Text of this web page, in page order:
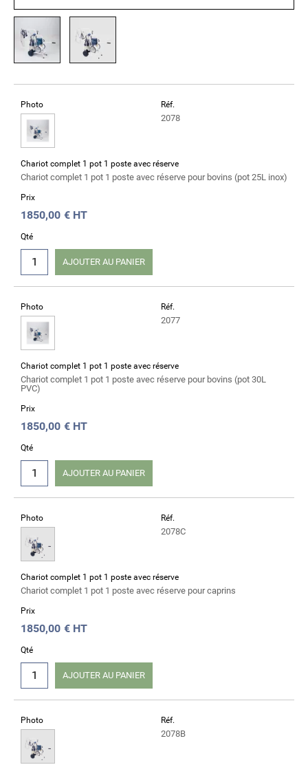
Réf.
2078
Photo
Chariot complet 1 pot 1 poste avec réserve
Chariot complet 1 pot 1 poste avec réserve pour bovins (pot 25L inox)
Prix
1850,00 € HT
Qté
AJOUTER AU PANIER
Réf.
2077
Photo
Chariot complet 1 pot 1 poste avec réserve
Chariot complet 1 pot 1 poste avec réserve pour bovins (pot 30L
PVC)
Prix
1850,00 € HT
Qté
AJOUTER AU PANIER
Réf.
2078C
Photo
Chariot complet 1 pot 1 poste avec réserve
Chariot complet 1 pot 1 poste avec réserve pour caprins
Prix
1850,00 € HT
Qté
AJOUTER AU PANIER
Réf.
2078B
Photo